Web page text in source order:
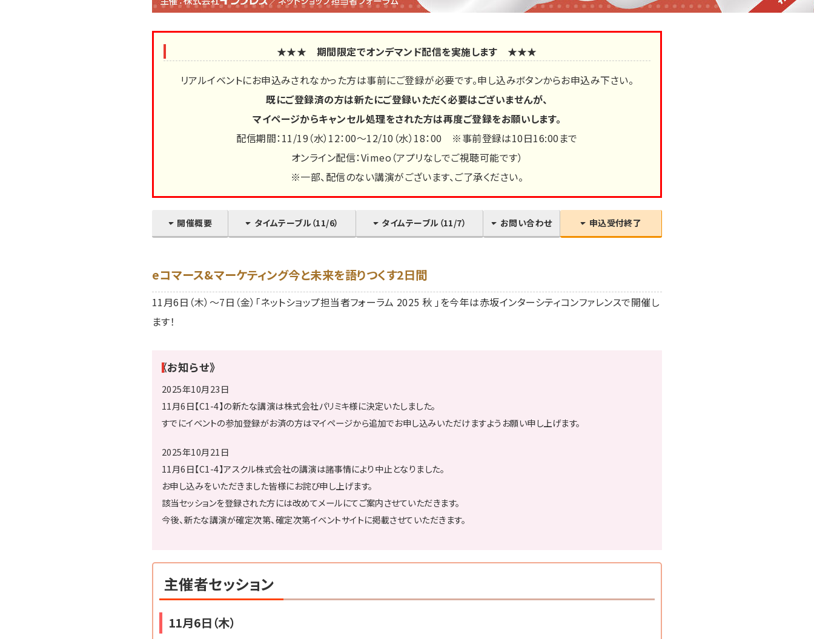
★★★ 期間限定でオンデマンド配信を実施します ★★★
リアルイベントにお申込みされなかった方は事前にご登録が必要です。申し込みボタンからお申込み下さい。
既にご登録済の方は新たにご登録いただく必要はございませんが、
マイページからキャンセル処理をされた方は再度ご登録をお願いします。
配信期間：11/19（水）12：00～12/10（水）18：00 ※事前登録は10日16:00まで
オンライン配信：Vimeo（アプリなしでご視聴可能です）
※一部、配信のない講演がございます、ご了承ください。
開催概要 タイムテーブル（11/6） タイムテーブル（11/7） お問い合わせ 申込受付終了
eコマース&マーケティング今と未来を語りつくす2日間
11月6日（木）～7日（金）「ネットショップ担当者フォーラム 2025 秋 」を今年は赤坂インターシティコンファレンスで開催し
ます！
《お知らせ》
2025年10月23日
11月6日【C1-4】の新たな講演は株式会社パリミキ様に決定いたしました。
すでにイベントの参加登録がお済の方はマイページから追加でお申し込みいただけますようお願い申し上げます。
2025年10月21日
11月6日【C1-4】アスクル株式会社の講演は諸事情により中止となりました。
お申し込みをいただきました皆様にお詫び申し上げます。
該当セッションを登録された方には改めてメールにてご案内させていただきます。
今後、新たな講演が確定次第、確定次第イベントサイトに掲載させていただきます。
主催者セッション
11月6日（木）